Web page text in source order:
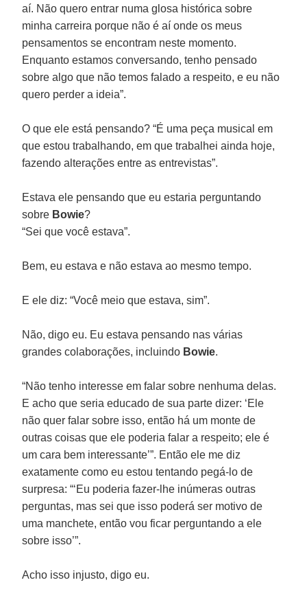
aí. Não quero entrar numa glosa histórica sobre
minha carreira porque não é aí onde os meus
pensamentos se encontram neste momento.
Enquanto estamos conversando, tenho pensado
sobre algo que não temos falado a respeito, e eu não
quero perder a ideia”.
O que ele está pensando? “É uma peça musical em
que estou trabalhando, em que trabalhei ainda hoje,
fazendo alterações entre as entrevistas”.
Estava ele pensando que eu estaria perguntando
sobre Bowie?
“Sei que você estava”.
Bem, eu estava e não estava ao mesmo tempo.
E ele diz: “Você meio que estava, sim”.
Não, digo eu. Eu estava pensando nas várias
grandes colaborações, incluindo Bowie.
“Não tenho interesse em falar sobre nenhuma delas.
E acho que seria educado de sua parte dizer: ‘Ele
não quer falar sobre isso, então há um monte de
outras coisas que ele poderia falar a respeito; ele é
um cara bem interessante’”. Então ele me diz
exatamente como eu estou tentando pegá-lo de
surpresa: “‘Eu poderia fazer-lhe inúmeras outras
perguntas, mas sei que isso poderá ser motivo de
uma manchete, então vou ficar perguntando a ele
sobre isso’”.
Acho isso injusto, digo eu.